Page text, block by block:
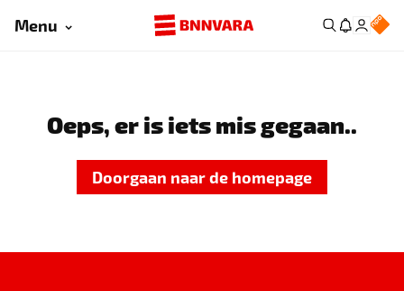
Menu
Oeps, er is iets mis gegaan..
Doorgaan naar de homepage